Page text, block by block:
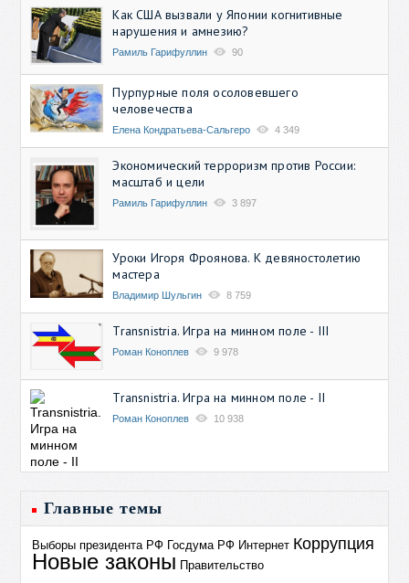
Как США вызвали у Японии когнитивные
нарушения и амнезию?
Рамиль Гарифуллин 90
Пурпурные поля осоловевшего
человечества
Елена Кондратьева-Сальгеро 4 349
Экономический терроризм против России:
масштаб и цели
Рамиль Гарифуллин 3 897
Уроки Игоря Фроянова. К девяностолетию
мастера
Владимир Шульгин 8 759
Transnistria. Игра на минном поле - III
Роман Коноплев 9 978
Transnistria. Игра на минном поле - II
Роман Коноплев 10 938
Главные темы
Выборы президента РФ Госдума РФ Интернет Коррупция
Новые законы Правительство